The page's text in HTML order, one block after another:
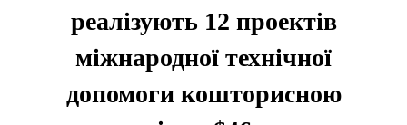
реалізують 12 проектів
міжнародної технічної
допомоги кошторисною